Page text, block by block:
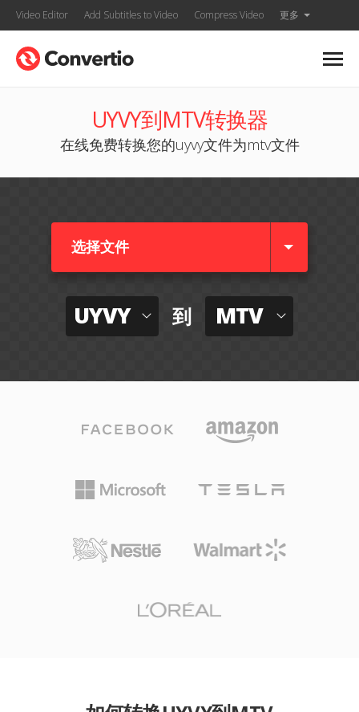
Video Editor Add Subtitles to Video Compress Video 更多
UYVY到MTV转换器
在线免费转换您的uyvy文件为mtv文件
选择文件
UYVY 到 MTV